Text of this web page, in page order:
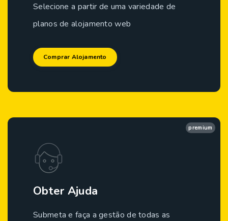
Selecione a partir de uma variedade de
planos de alojamento web
Comprar Alojamento
premium
Obter Ajuda
Submeta e faça a gestão de todas as